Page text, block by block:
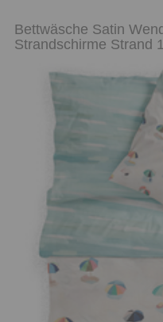
Bettwäsche Satin
Strandschirme Strand